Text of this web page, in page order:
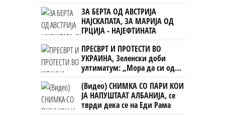
ЗА БЕРТА ОД АВСТРИЈА
НАЈСКАПАТА, ЗА МАРИЈА ОД
ГРЦИЈА - НАЈЕФТИНАТА
ПРЕСВРТ И ПРОТЕСТИ ВО
УКРАИНА, Зеленски доби
ултиматум: „Мора да си оди,
крајниот рок е петок!“
(Видео) СНИМКА СО ПАРИ КОИ
ЈА НАПУШТААТ АЛБАНИЈА, се
тврди дека се на Еди Рама